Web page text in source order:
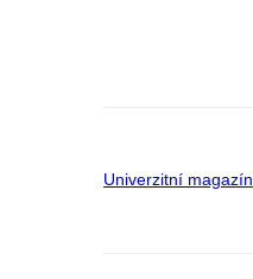
Univerzitní magazín